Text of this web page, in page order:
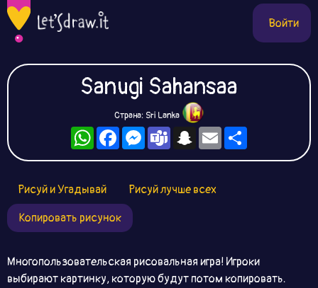
Войти
Sanugi Sahansaa
Страна: Sri Lanka
WhatsAppFacebookMessengerTeamsSnapchat
Email
Рисуй и Угадывай
Рисуй лучше всех
Копировать рисунок
Многопользовательская рисовальная игра! Игроки
выбирают картинку, которую будут потом копировать.